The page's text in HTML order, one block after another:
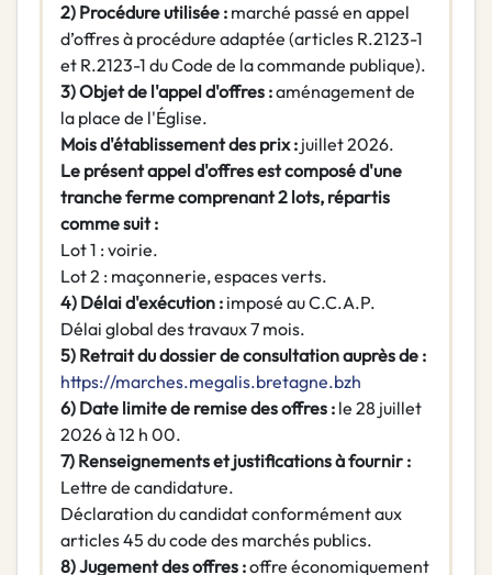
2) Procédure utilisée : marché passé en appel
d’offres à procédure adaptée (articles R.2123-1
et R.2123-1 du Code de la commande publique).
3) Objet de l'appel d'offres :aménagement de
la place de l'Église.
Mois d'établissement des prix : juillet 2026.
Le présent appel d'offres est composé d'une
tranche ferme comprenant 2 lots, répartis
comme suit :
Lot 1 : voirie.
Lot 2 : maçonnerie, espaces verts.
4) Délai d'exécution : imposé au C.C.A.P.
Délai global des travaux 7 mois.
5) Retrait du dossier de consultation auprès de :
https://marches.megalis.bretagne.bzh
6) Date limite de remise des offres : le 28 juillet
2026 à 12 h 00.
7) Renseignements et justifications à fournir :
Lettre de candidature.
Déclaration du candidat conformément aux
articles 45 du code des marchés publics.
8) Jugement des offres :offre économiquement